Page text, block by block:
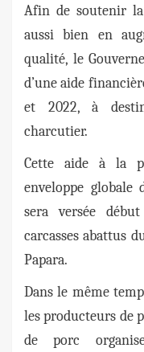
Afin de soutenir
aussi bien en
qualité, le
d’une aide
et 2022, à
charcutier.
Cette aide à la
enveloppe
sera versée
carcasses abattus
Papara.
Dans le même
les producteurs de
de porc